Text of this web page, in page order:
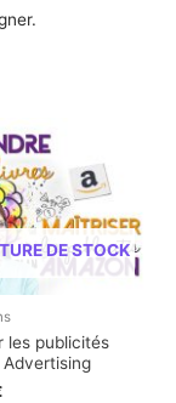
DE STOCK
les publicités
Advertising